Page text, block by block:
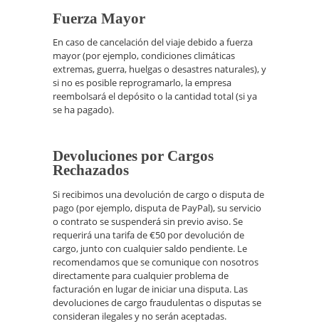
Fuerza Mayor
En caso de cancelación del viaje debido a fuerza
mayor (por ejemplo, condiciones climáticas
extremas, guerra, huelgas o desastres naturales), y
si no es posible reprogramarlo, la empresa
reembolsará el depósito o la cantidad total (si ya
se ha pagado).
Devoluciones por Cargos
Rechazados
Si recibimos una devolución de cargo o disputa de
pago (por ejemplo, disputa de PayPal), su servicio
o contrato se suspenderá sin previo aviso. Se
requerirá una tarifa de €50 por devolución de
cargo, junto con cualquier saldo pendiente. Le
recomendamos que se comunique con nosotros
directamente para cualquier problema de
facturación en lugar de iniciar una disputa. Las
devoluciones de cargo fraudulentas o disputas se
consideran ilegales y no serán aceptadas.